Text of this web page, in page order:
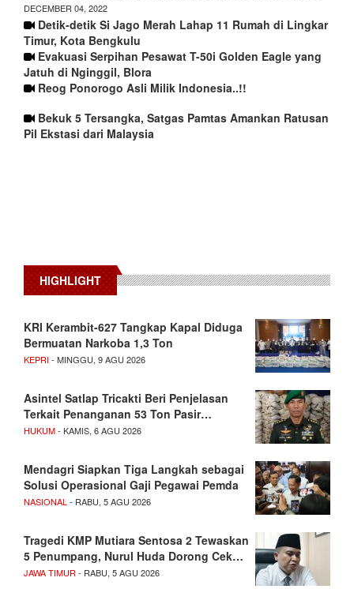
DECEMBER 04, 2022
Detik-detik Si Jago Merah Lahap 11 Rumah di Lingkar
Timur, Kota Bengkulu
Evakuasi Serpihan Pesawat T-50i Golden Eagle yang
Jatuh di Nginggil, Blora
Reog Ponorogo Asli Milik Indonesia..!!
Bekuk 5 Tersangka, Satgas Pamtas Amankan Ratusan
Pil Ekstasi dari Malaysia
HIGHLIGHT
KRI Kerambit-627 Tangkap Kapal Diduga
Bermuatan Narkoba 1,3 Ton
KEPRI- MINGGU, 9 AGU 2026
Asintel Satlap Tricakti Beri Penjelasan
Terkait Penanganan 53 Ton Pasir…
HUKUM- KAMIS, 6 AGU 2026
Mendagri Siapkan Tiga Langkah sebagai
Solusi Operasional Gaji Pegawai Pemda
NASIONAL - RABU, 5 AGU 2026
Tragedi KMP Mutiara Sentosa 2 Tewaskan
5 Penumpang, Nurul Huda Dorong Cek…
JAWA TIMUR - RABU, 5 AGU 2026